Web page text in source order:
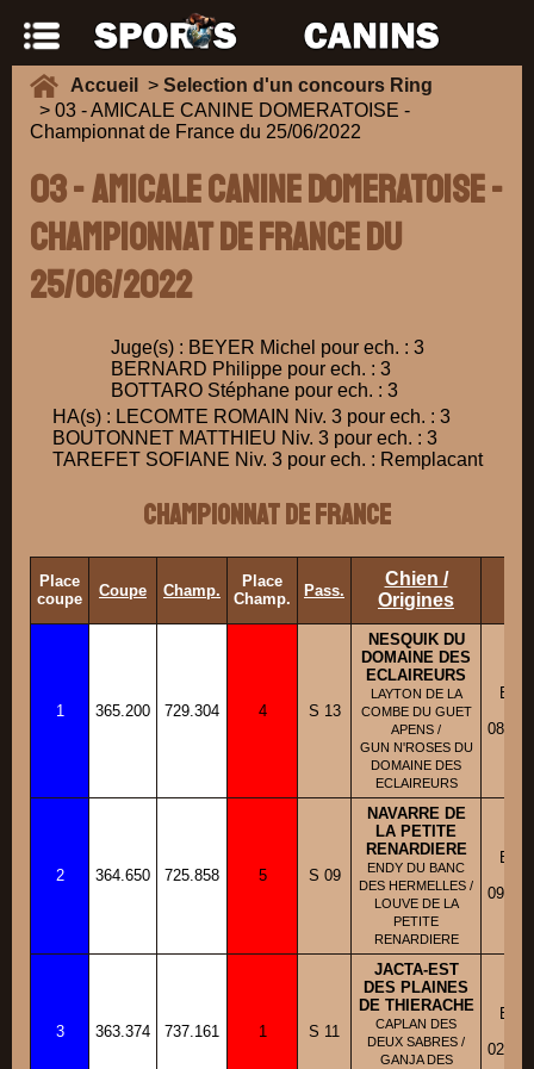
Accueil > Selection d'un concours Ring
> 03 - AMICALE CANINE DOMERATOISE -
Championnat de France du 25/06/2022
03 - AMICALE CANINE DOMERATOISE -
Championnat de France du
25/06/2022
Juge(s) : BEYER Michel pour ech. : 3
BERNARD Philippe pour ech. : 3
BOTTARO Stéphane pour ech. : 3
HA(s) : LECOMTE ROMAIN Niv. 3 pour ech. : 3
BOUTONNET MATTHIEU Niv. 3 pour ech. : 3
TAREFET SOFIANE Niv. 3 pour ech. : Remplacant
Championnat de France
Place
coupe
Coupe Champ.
Place
Champ.
Pass.
Chien /
Origines
1 365.200 729.304 4 S 13
NESQUIK DU
DOMAINE DES
ECLAIREURS
LAYTON DE LA
COMBE DU GUET
APENS /
GUN N'ROSES DU
DOMAINE DES
ECLAIREURS
08/02/
2 364.650 725.858 5 S 09
NAVARRE DE
LA PETITE
RENARDIERE
ENDY DU BANC
DES HERMELLES /
LOUVE DE LA
PETITE
RENARDIERE
09/09/
3 363.374 737.161 1 S 11
JACTA-EST
DES PLAINES
DE THIERACHE
CAPLAN DES
DEUX SABRES /
GANJA DES
02/08/